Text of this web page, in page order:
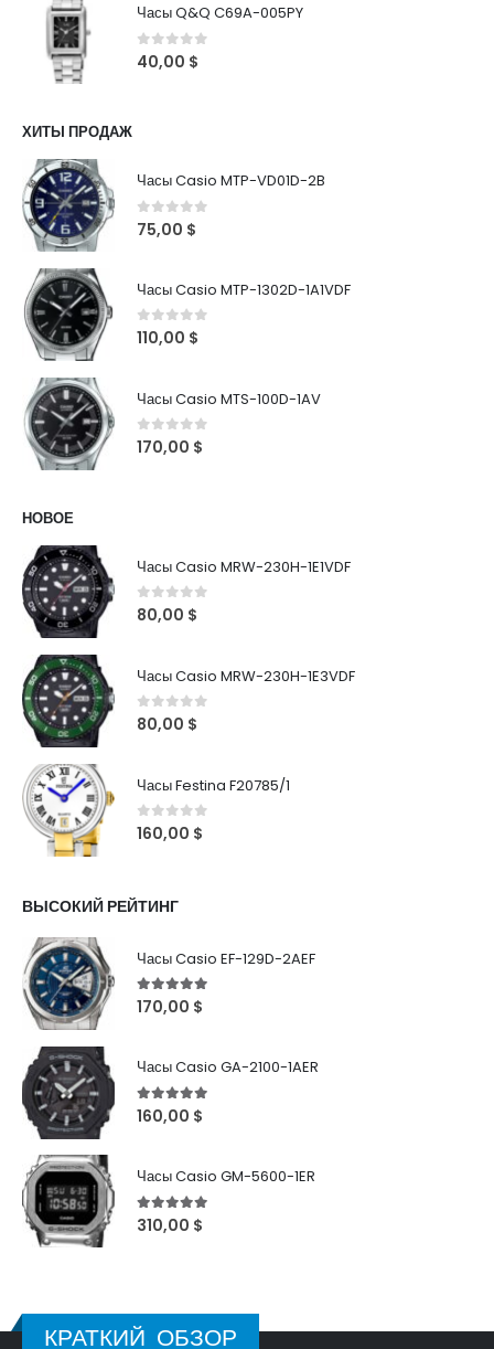
Часы Q&Q C69A-005PY
0 out of 5
40,00 $
ХИТЫ ПРОДАЖ
Часы Casio MTP-VD01D-2B
0out of 5
75,00 $
Часы Casio MTP-1302D-1A1VDF
0out of 5
110,00 $
Часы Casio MTS-100D-1AV
0out of 5
170,00 $
НОВОЕ
Часы Casio MRW-230H-1E1VDF
0out of 5
80,00 $
Часы Casio MRW-230H-1E3VDF
0out of 5
80,00 $
Часы Festina F20785/1
0out of 5
160,00 $
ВЫСОКИЙ РЕЙТИНГ
Часы Casio EF-129D-2AEF
5out of 5
170,00 $
Часы Casio GA-2100-1AER
5out of 5
160,00 $
Часы Casio GM-5600-1ER
5out of 5
310,00 $
КРАТКИЙ ОБЗОР